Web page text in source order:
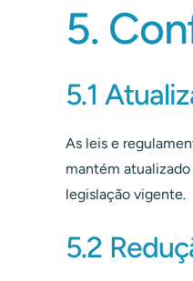
5.
5.1
As leis e
mantém
legislação vigente.
5.2